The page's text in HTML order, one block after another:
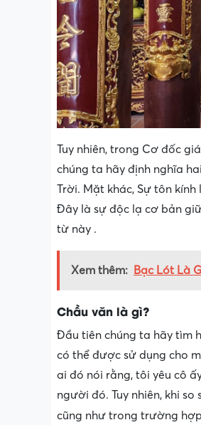
Tuy nhiên, trong Cơ đốc
chúng ta hãy định nghĩa
Trời. Mặt khác, Sự tôn
Đây là sự độc lạ cơ bản
từ này .
Xem thêm: Bạc Lót Là
Chầu văn là gì?
Đầu tiên chúng ta hãy tìm
có thể được sử dụng cho
ai đó nói rằng, tôi yêu cô
người đó. Tuy nhiên, khi
cũng như trong trường